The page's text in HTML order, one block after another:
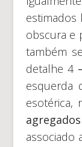
estimados
obscura e
também
detalhe 4
esquerda
esotérica,
associado